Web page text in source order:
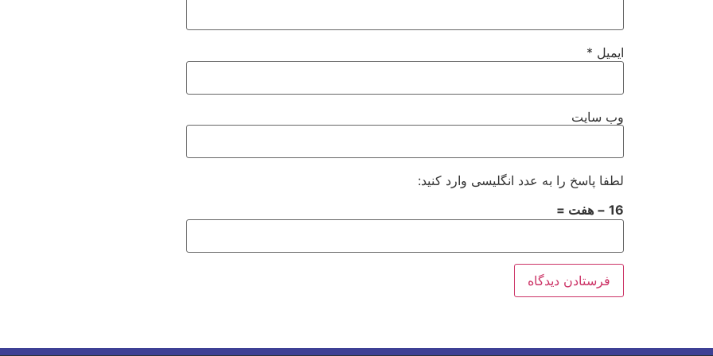
ایمیل *
وب‌ سایت
لطفا پاسخ را به عدد انگلیسی وارد کنید:
16 − هفت =